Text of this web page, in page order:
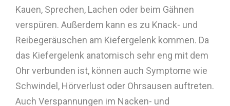
Kauen, Sprechen, Lachen oder beim Gähnen
verspüren. Außerdem kann es zu Knack- und
Reibegeräuschen am Kiefergelenk kommen. Da
das Kiefergelenk anatomisch sehr eng mit dem
Ohr verbunden ist, können auch Symptome wie
Schwindel, Hörverlust oder Ohrsausen auftreten.
Auch Verspannungen im Nacken- und